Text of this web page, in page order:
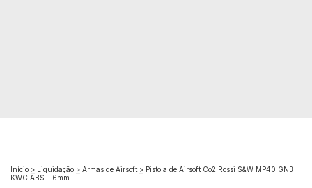
Início > Liquidação > Armas de Airsoft > Pistola de Airsoft Co2 Rossi S&W MP40 GNB
KWC ABS - 6mm